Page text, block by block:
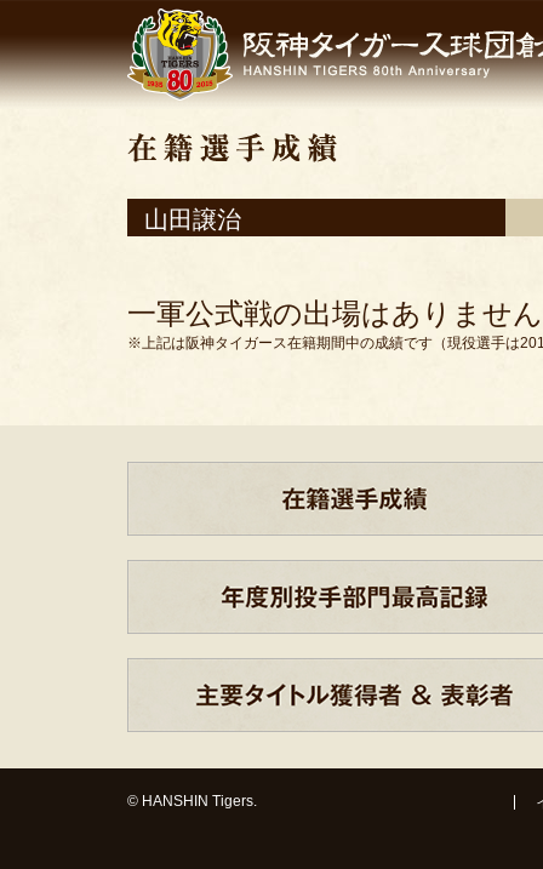
山田譲治
一軍公式戦の出場はありません
※上記は阪神タイガース在籍期間中の成績です（現役選手は
© HANSHIN Tigers.